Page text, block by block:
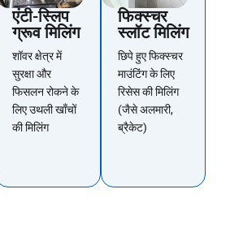
एंटी-स्लिप
ग्रूव मिलिंग
शॉवर क्षेत्र में
सुरक्षा और
फिसलन रोकने के
लिए उथली खाँचों
की मिलिंग
फिक्स्चर
स्लॉट मिलिंग
छिपे हुए फिक्स्चर
माउंटिंग के लिए
रिसेस की मिलिंग
(जैसे अलमारी,
ब्रैकेट)